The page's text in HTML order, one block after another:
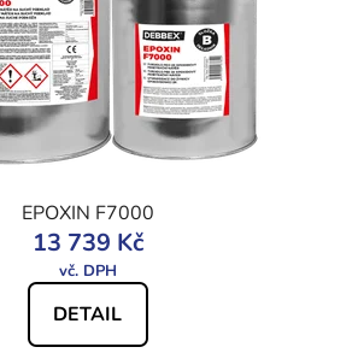
EPOXIN F7000
13 739 Kč
DETAIL